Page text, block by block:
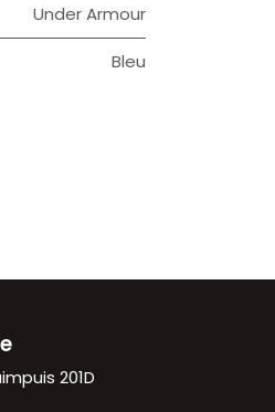
Under Armour
Bleu
201D